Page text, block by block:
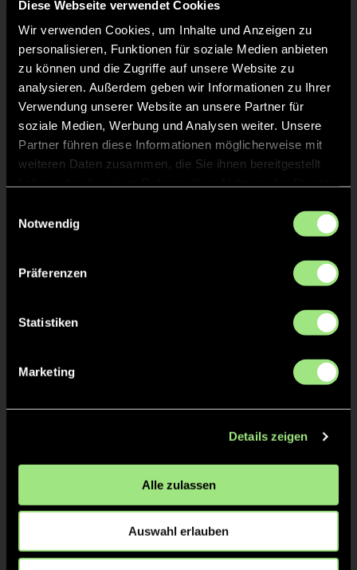
Diese Webseite verwendet Cookies
Wir verwenden Cookies, um Inhalte und Anzeigen zu
personalisieren, Funktionen für soziale Medien anbieten
zu können und die Zugriffe auf unsere Website zu
analysieren. Außerdem geben wir Informationen zu Ihrer
Verwendung unserer Website an unsere Partner für
soziale Medien, Werbung und Analysen weiter. Unsere
Partner führen diese Informationen möglicherweise mit
weiteren Daten zusammen, die Sie ihnen bereitgestellt
Notwendig
Präferenzen
Statistiken
Marketing
Details zeigen
Alle zulassen
Auswahl erlauben
Victor DIENEL 35
Richard SCHMIDT 36
Carsten ZIMMERMANN 43
1/4
0:1 3’
2/4